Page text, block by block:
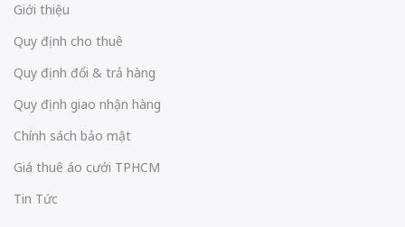
Giới thiệu
Quy định cho thuê
Quy định đổi & trả hàng
Quy định giao nhận hàng
Chính sách bảo mật
Giá thuê áo cưới TPHCM
Tin Tức